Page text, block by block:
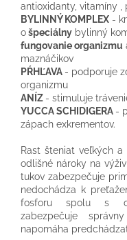
antioxidanty, vitamíny
BYLINNÝ KOMPLEX -
ošpeciálny bylinný
fungovanie organizmu
maznáčikov
PŔHĽAVA - podporuje
organizmu
ANÍZ - stimuluje
YUCCA SCHIDIGERA -
zápach exkrementov.
Rast šteniat veľkých
odlišné nároky na
tukov zabezpečuje
nedochádza k
fosforu spolu s
zabezpečuje
napomáha